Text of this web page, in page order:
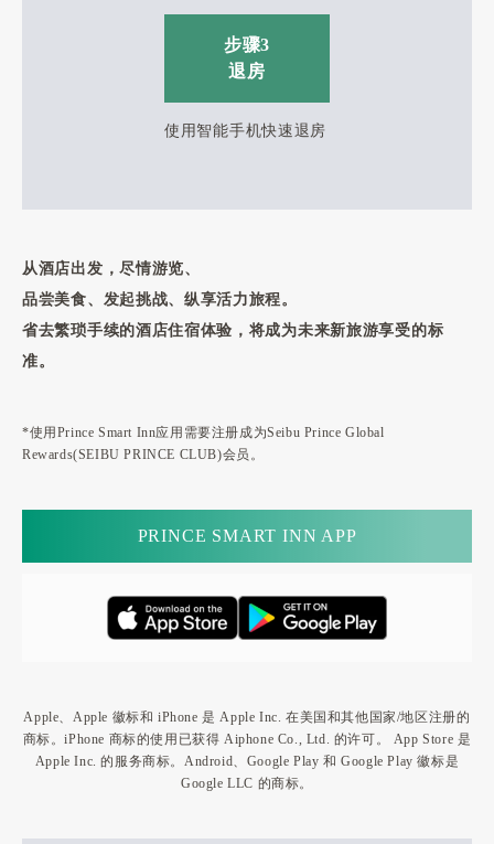
步骤3
退房
使用智能手机快速退房
从酒店出发，尽情游览、
品尝美食、发起挑战、纵享活力旅程。
省去繁琐手续的酒店住宿体验，将成为未来新旅游享受的标
准。
*使用Prince Smart Inn应用需要注册成为Seibu Prince Global
Rewards(SEIBU PRINCE CLUB)会员。
PRINCE SMART INN APP
Apple、Apple 徽标和 iPhone 是 Apple Inc. 在美国和其他国家/地区注册的
商标。iPhone 商标的使用已获得 Aiphone Co., Ltd. 的许可。 App Store 是
Apple Inc. 的服务商标。Android、Google Play 和 Google Play 徽标是
Google LLC 的商标。